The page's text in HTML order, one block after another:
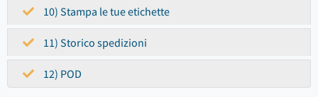
10) Stampa le tue etichette
11) Storico spedizioni
12) POD